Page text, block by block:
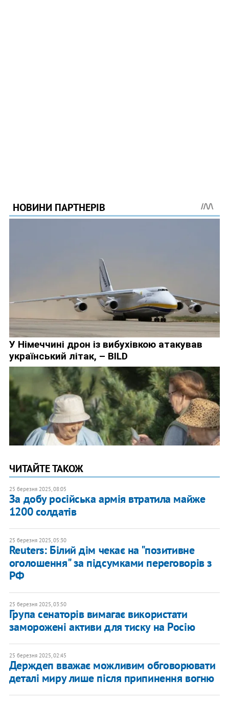
ЧИТАЙТЕ ТАКОЖ
25 березня 2025, 08:05
​За добу російська армія втратила майже
1200 солдатів
25 березня 2025, 05:30
Reuters: Білий дім чекає на "позитивне
оголошення" за підсумками переговорів з
РФ
25 березня 2025, 03:50
Група сенаторів вимагає використати
заморожені активи для тиску на Росію
25 березня 2025, 02:45
Держдеп вважає можливим обговорювати
деталі миру лише після припинення вогню